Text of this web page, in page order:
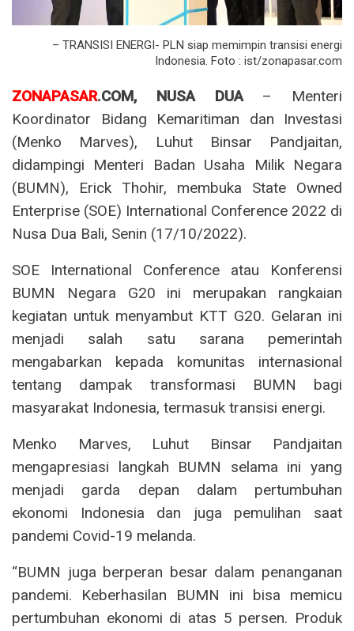
– TRANSISI ENERGI- PLN siap memimpin transisi energi
Indonesia. Foto : ist/zonapasar.com
ZONAPASAR.COM, NUSA DUA– Menteri
Koordinator Bidang Kemaritiman dan Investasi
(Menko Marves), Luhut Binsar Pandjaitan,
didampingi Menteri Badan Usaha Milik Negara
(BUMN), Erick Thohir, membuka State Owned
Enterprise (SOE) International Conference 2022 di
Nusa Dua Bali, Senin (17/10/2022).
SOE International Conference atau Konferensi
BUMN Negara G20 ini merupakan rangkaian
kegiatan untuk menyambut KTT G20. Gelaran ini
menjadi salah satu sarana pemerintah
mengabarkan kepada komunitas internasional
tentang dampak transformasi BUMN bagi
masyarakat Indonesia, termasuk transisi energi.
Menko Marves, Luhut Binsar Pandjaitan
mengapresiasi langkah BUMN selama ini yang
menjadi garda depan dalam pertumbuhan
ekonomi Indonesia dan juga pemulihan saat
pandemi Covid-19 melanda.
“BUMN juga berperan besar dalam penanganan
pandemi. Keberhasilan BUMN ini bisa memicu
pertumbuhan ekonomi di atas 5 persen. Produk